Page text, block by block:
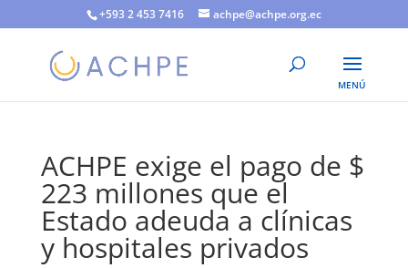
+593 2 453 7416 achpe@achpe.org.ec
ACHPE exige el pago de $
223 millones que el
Estado adeuda a clínicas
y hospitales privados